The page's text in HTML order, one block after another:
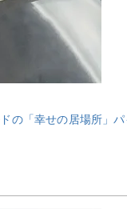
の「幸せの居場所」